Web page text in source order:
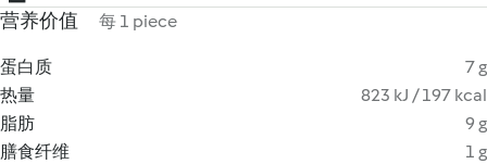
营养价值 每 1 piece
蛋白质
7 g
热量
823 kJ / 197 kcal
脂肪
9 g
膳食纤维
1 g